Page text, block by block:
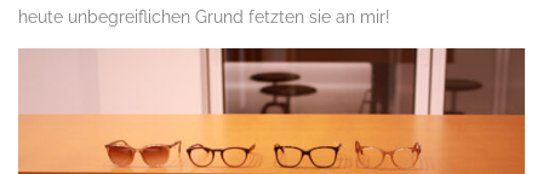
heute unbegreiflichen Grund fetzten sie an mir!